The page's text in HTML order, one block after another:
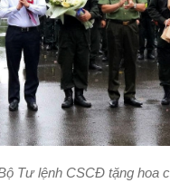
Tư lệnh CSCĐ tặng